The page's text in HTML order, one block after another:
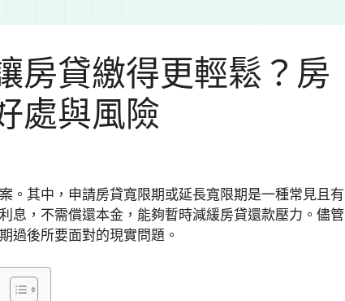
房貸繳得更輕鬆？房
處與風險
。其中，申請房貸寬限期或延長寬限期是一種常見且有
息，不需償還本金，能夠暫時減緩房貸還款壓力。儘管
過後所要面對的現實問題。